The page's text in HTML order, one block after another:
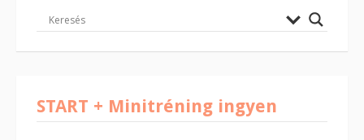
START + Minitréning ingyen